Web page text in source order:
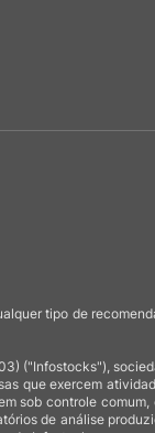
tipo de
("Infostocks"),
que exercem
sob controle
de análise